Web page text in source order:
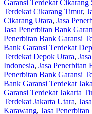
Garansi Terdekat Cikarang
Terdekat Cikarang Timur,
Cikarang Utara, Jasa
Jasa Penerbitan Bank
Penerbitan Bank Garansi
Bank Garansi Terdekat
Terdekat Depok Utara,
Indonesia, Jasa Penerbitan
Penerbitan Bank Garansi
Bank Garansi Terdekat
Garansi Terdekat Jakarta
Terdekat Jakarta Utara,
Karawang, Jasa